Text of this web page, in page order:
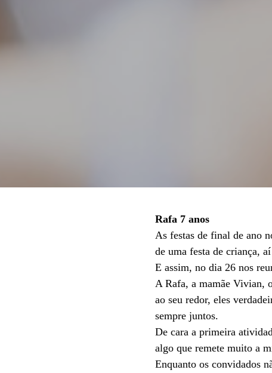
Rafa 7 anos
As festas de final de ano
de uma festa de criança,
E assim, no dia 26 nos
A Rafa, a mamãe Vivian,
ao seu redor, eles
sempre juntos.
De cara a primeira
algo que remete muito a
Enquanto os convidados